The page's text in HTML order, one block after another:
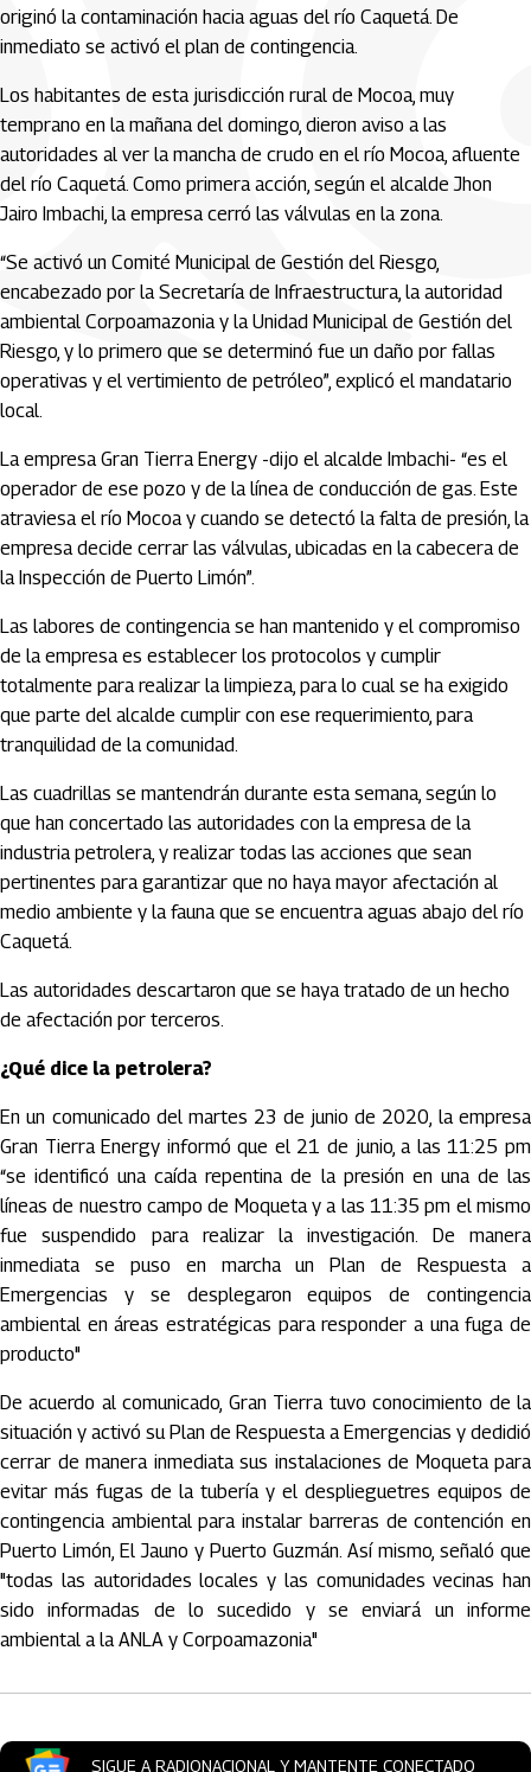
originó la contaminación hacia aguas del río Caquetá. De
inmediato se activó el plan de contingencia.
Los habitantes de esta jurisdicción rural de Mocoa, muy
temprano en la mañana del domingo, dieron aviso a las
autoridades al ver la mancha de crudo en el río Mocoa, afluente
del río Caquetá. Como primera acción, según el alcalde Jhon
Jairo Imbachi, la empresa cerró las válvulas en la zona.
“Se activó un Comité Municipal de Gestión del Riesgo,
encabezado por la Secretaría de Infraestructura, la autoridad
ambiental Corpoamazonia y la Unidad Municipal de Gestión del
Riesgo, y lo primero que se determinó fue un daño por fallas
operativas y el vertimiento de petróleo”, explicó el mandatario
local.
La empresa Gran Tierra Energy -dijo el alcalde Imbachi- “es el
operador de ese pozo y de la línea de conducción de gas. Este
atraviesa el río Mocoa y cuando se detectó la falta de presión, la
empresa decide cerrar las válvulas, ubicadas en la cabecera de
la Inspección de Puerto Limón”.
Las labores de contingencia se han mantenido y el compromiso
de la empresa es establecer los protocolos y cumplir
totalmente para realizar la limpieza, para lo cual se ha exigido
que parte del alcalde cumplir con ese requerimiento, para
tranquilidad de la comunidad.
Las cuadrillas se mantendrán durante esta semana, según lo
que han concertado las autoridades con la empresa de la
industria petrolera, y realizar todas las acciones que sean
pertinentes para garantizar que no haya mayor afectación al
medio ambiente y la fauna que se encuentra aguas abajo del río
Caquetá.
Las autoridades descartaron que se haya tratado de un hecho
de afectación por terceros.
¿Qué dice la petrolera?
En un comunicado del martes 23 de junio de 2020, la empresa
Gran Tierra Energy informó que el 21 de junio, a las 11:25 pm
“se identificó una caída repentina de la presión en una de las
líneas de nuestro campo de Moqueta y a las 11:35 pm el mismo
fue suspendido para realizar la investigación. De manera
inmediata se puso en marcha un Plan de Respuesta a
Emergencias y se desplegaron equipos de contingencia
ambiental en áreas estratégicas para responder a una fuga de
producto"
De acuerdo al comunicado, Gran Tierra tuvo conocimiento de la
situación y activó su Plan de Respuesta a Emergencias y dedidió
cerrar de manera inmediata sus instalaciones de Moqueta para
evitar más fugas de la tubería y el desplieguetres equipos de
contingencia ambiental para instalar barreras de contención en
Puerto Limón, El Jauno y Puerto Guzmán. Así mismo, señaló que
"todas las autoridades locales y las comunidades vecinas han
sido informadas de lo sucedido y se enviará un informe
ambiental a la ANLA y Corpoamazonia"
SIGUE A RADIONACIONAL Y MANTENTE CONECTADO